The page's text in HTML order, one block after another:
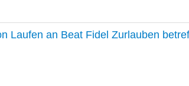
Laufen an Beat Fidel Zurlauben